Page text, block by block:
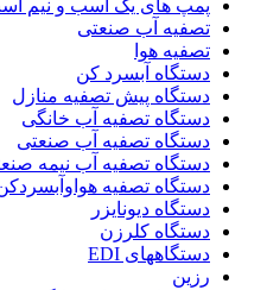
پمپ های یک اسب و نیم
تصفیه آب صنعتی
تصفیه هوا
دستگاه آبسرد کن
دستگاه پیش تصفیه منازل
دستگاه تصفیه آب خانگی
دستگاه تصفیه آب صنعتی
دستگاه تصفیه آب نیمه
دستگاه تصفیه
دستگاه دیونایزر
دستگاه کلرزن
دستگاههای EDI
رزین